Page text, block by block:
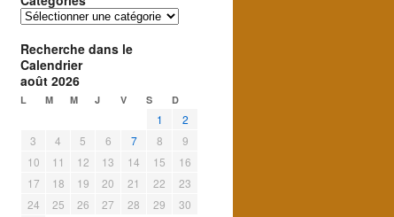
Catégories
Recherche dans le
Calendrier
août 2026
L M M J V S D
1
2
3
4 5 6 7 8
9
10
11 12 13 14 15
16
17
18 19 20 21 22
23
24
25 26 27 28 29
30